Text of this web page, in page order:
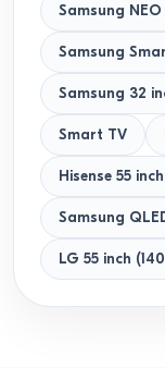
Samsung NEO
Samsung
Samsung 32
Smart TV
Hisense 55
Samsung
LG 55 inch